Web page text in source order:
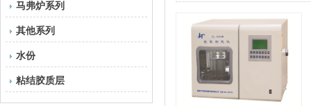
马弗炉系列
其他系列
水份
粘结胶质层